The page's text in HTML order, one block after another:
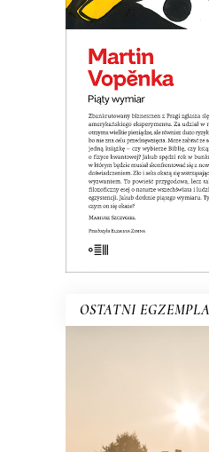
E-BOOK DO
Piąty wymiar –
wszechświat to
Czym jest czas?
czy istnieje
jaki sens ma
39.00zł
OSTATNI
DOMY
To opowieść o